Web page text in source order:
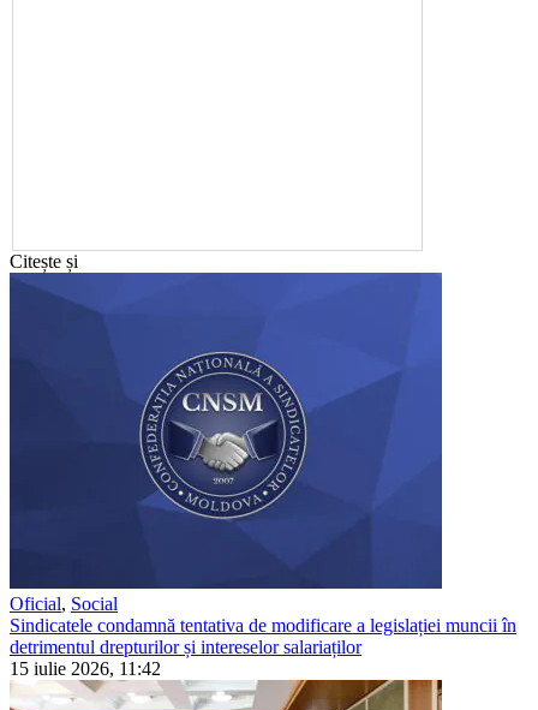
Citește și
Oficial, Social
Sindicatele condamnă tentativa de modificare a legislației muncii în
detrimentul drepturilor și intereselor salariaților
15 iulie 2026, 11:42